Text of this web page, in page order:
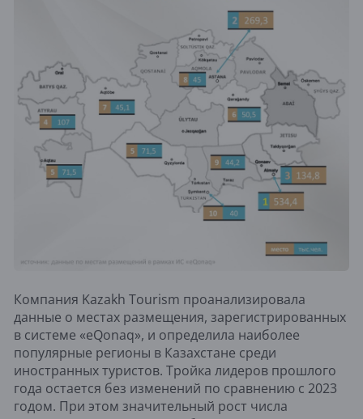
Компания Kazakh Tourism проанализировала
данные о местах размещения, зарегистрированных
в системе «eQonaq», и определила наиболее
популярные регионы в Казахстане среди
иностранных туристов. Тройка лидеров прошлого
года остается без изменений по сравнению с 2023
годом. При этом значительный рост числа